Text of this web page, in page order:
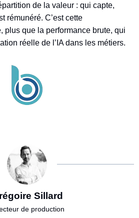
de la valeur : qui capte,
rémunéré. C’est cette
plus que la performance brute, qui
réelle de l’IA dans les métiers.
Sillard
de production